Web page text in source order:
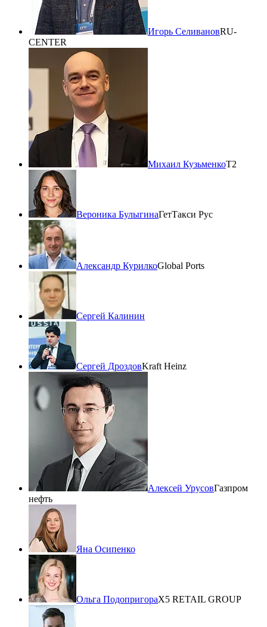
Игорь СеливановRU-
CENTER
Михаил КузьменкоТ2
Вероника БулыгинаГетТакси Рус
Александр КурилкоGlobal Ports
Сергей Калинин
Сергей ДроздовKraft Heinz
Алексей УрусовГазпром
нефть
Яна Осипенко
Ольга ПодопригораX5 RETAIL GROUP